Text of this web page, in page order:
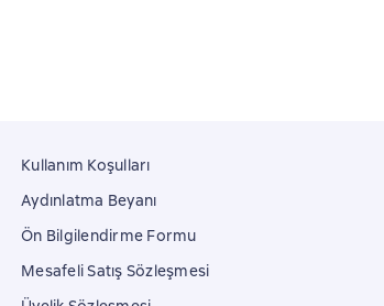
Kullanım Koşulları
Aydınlatma Beyanı
Ön Bilgilendirme Formu
Mesafeli Satış Sözleşmesi